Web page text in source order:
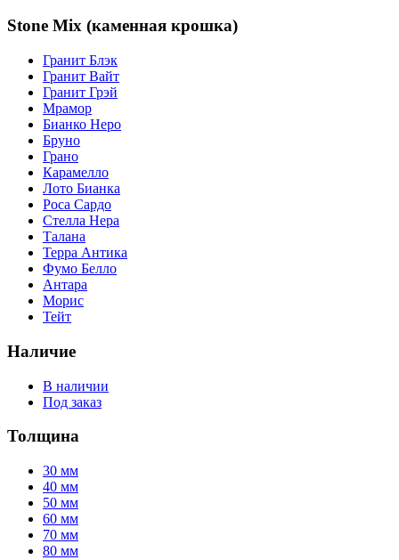
Stone Mix (каменная крошка)
Гранит Блэк
Гранит Вайт
Гранит Грэй
Мрамор
Бианко Неро
Бруно
Грано
Карамелло
Лото Бианка
Роса Сардо
Стелла Нера
Талана
Терра Антика
Фумо Белло
Антара
Морис
Тейт
Наличие
В наличии
Под заказ
Толщина
30 мм
40 мм
50 мм
60 мм
70 мм
80 мм